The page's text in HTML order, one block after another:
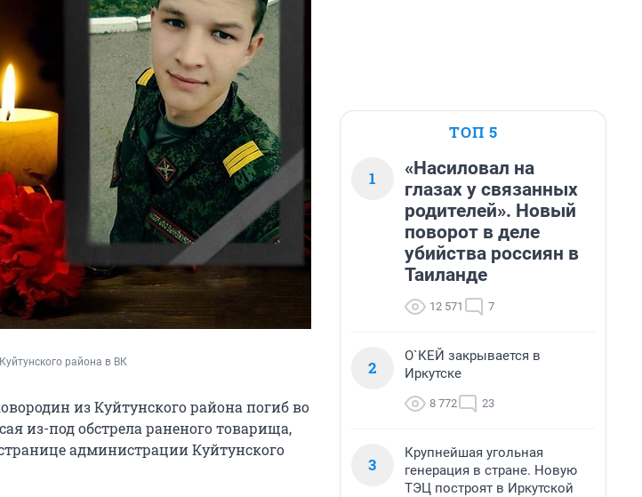
района в ВК
из Куйтунского района погиб во
из-под обстрела раненого товарища,
администрации Куйтунского
ТОП 5
1
«Насиловал на
глазах у связанных
родителей». Новый
поворот в деле
убийства россиян в
Таиланде
12 571 7
2
О`КЕЙ закрывается в
Иркутске
8 772 23
3
Крупнейшая угольная
генерация в стране. Новую
ТЭЦ построят в Иркутской